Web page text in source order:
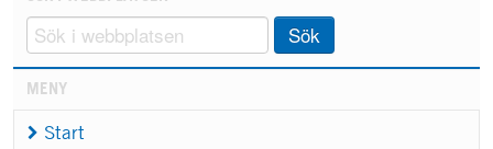
Sök
MENY
Start